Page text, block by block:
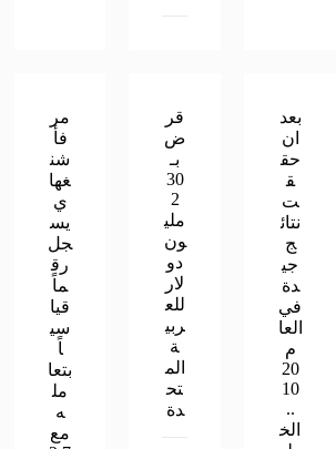
بعد
ان
حق
ق
ت
نتائ
ج
جي
دة
في
العا
م
20
10
..
الخ
قر
ض
بـ
30
2
ملي
ون
دو
لار
للع
ربي
ة
الم
تح
دة
مر
فأ
شن
غها
ي
يس
جل
رق
ماً
قيا
سي
اً
بتعا
مل
ه
مع